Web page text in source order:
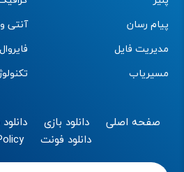
پیام رسان
مدیریت فایل
مسیریاب
آنتی
فایروال
صفحه اصلی دانلود بازی
دانلود فونت